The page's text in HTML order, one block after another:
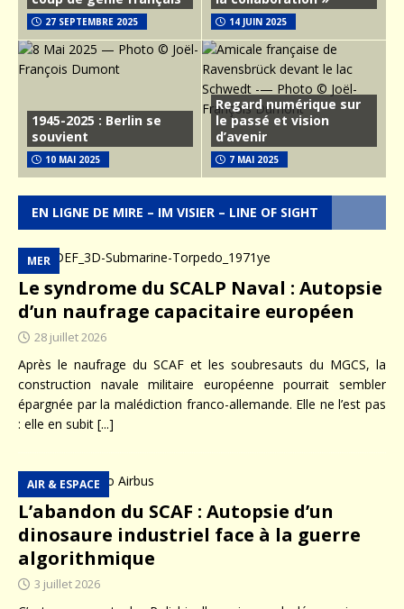
27 SEPTEMBRE 2025 14 JUIN 2025
1945-2025 : Berlin se
souvient
10 MAI 2025
Regard numérique sur
le passé et vision
d’avenir
7 MAI 2025
EN LIGNE DE MIRE – IM VISIER – LINE OF SIGHT
Le syndrome du SCALP Naval : Autopsie
d’un naufrage capacitaire européen
MER
28 juillet 2026
Après le naufrage du SCAF et les soubresauts du MGCS, la
construction navale militaire européenne pourrait sembler
épargnée par la malédiction franco-allemande. Elle ne l’est pas
: elle en subit [...]
L’abandon du SCAF : Autopsie d’un
dinosaure industriel face à la guerre
algorithmique
AIR & ESPACE
3 juillet 2026